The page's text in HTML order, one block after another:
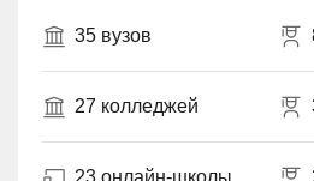
35 вузов
27 колледжей
23 онлайн-школы